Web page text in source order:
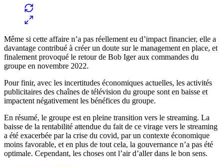
Même si cette affaire n’a pas réellement eu d’impact financier, elle a
davantage contribué à créer un doute sur le management en place, et
finalement provoqué le retour de Bob Iger aux commandes du
groupe en novembre 2022.
Pour finir, avec les incertitudes économiques actuelles, les activités
publicitaires des chaînes de télévision du groupe sont en baisse et
impactent négativement les bénéfices du groupe.
En résumé, le groupe est en pleine transition vers le streaming. La
baisse de la rentabilité attendue du fait de ce virage vers le streaming
a été exacerbée par la crise du covid, par un contexte économique
moins favorable, et en plus de tout cela, la gouvernance n’a pas été
optimale. Cependant, les choses ont l’air d’aller dans le bon sens.